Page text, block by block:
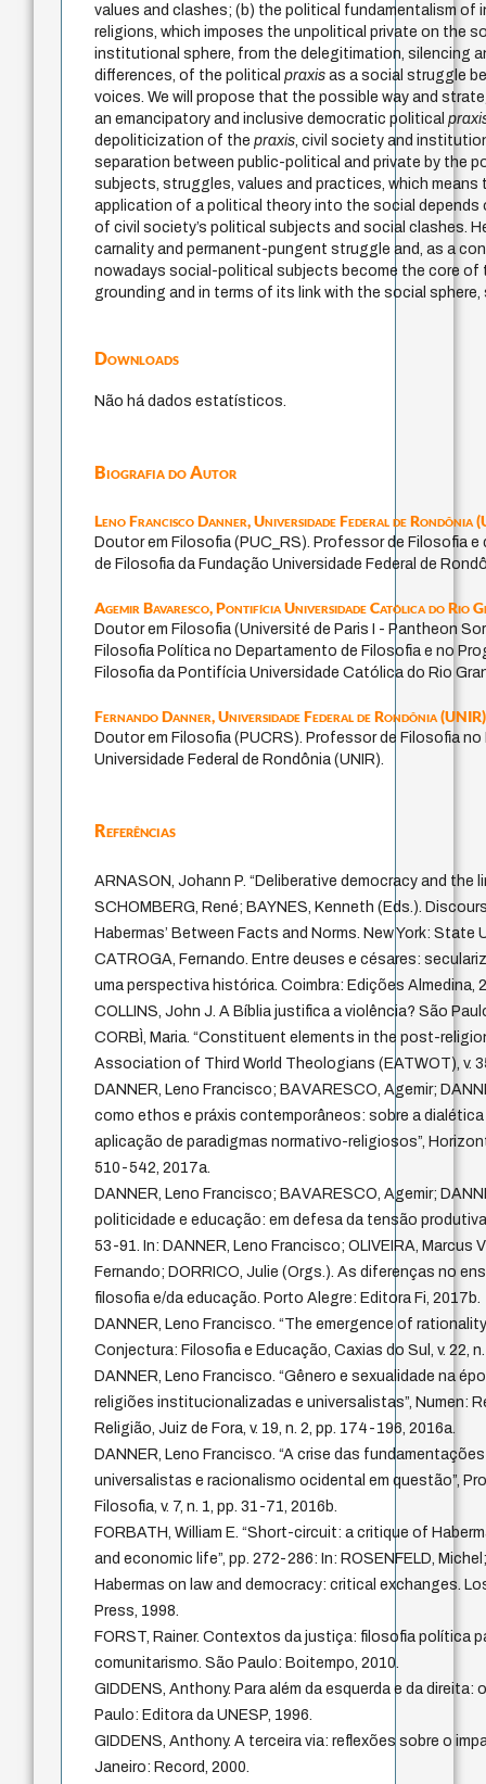
values and clashes; (b) the political fundamentalism
religions, which imposes the unpolitical private on the
institutional sphere, from the delegitimation, silencing
differences, of the politicalpraxis as a social struggle
voices. We will propose that the possible way and
an emancipatory and inclusive democratic political
depoliticization of thepraxis , civil society and
separation between public-political and private by the
subjects, struggles, values and practices, which
application of a political theory into the social
of civil society’s political subjects and social clashes.
carnality and permanent-pungent struggle and, as a
nowadays social-political subjects become the core
grounding and in terms of its link with the social
Downloads
Não há dados estatísticos.
Biografia do Autor
Leno Francisco Danner,Universidade Federal de Rondônia
Doutor em Filosofia (PUC_RS). Professor de Filosofia
de Filosofia da Fundação Universidade Federal de
Agemir Bavaresco,Pontifícia Universidade Católica do Rio
Doutor em Filosofia (Université de Paris I - Pantheon
Filosofia Política no Departamento de Filosofia e no
Filosofia da Pontifícia Universidade Católica do Rio
Fernando Danner,Universidade Federal de Rondônia (UNIR)
Doutor em Filosofia (PUCRS). Professor de Filosofia
Universidade Federal de Rondônia (UNIR).
Referências
ARNASON, Johann P. “Deliberative democracy and the
SCHOMBERG, René; BAYNES, Kenneth (Eds.).
Habermas’ Between Facts and Norms. New York: State
CATROGA, Fernando. Entre deuses e césares:
uma perspectiva histórica. Coimbra: Edições Almedina,
COLLINS, John J. A Bíblia justifica a violência? São
CORBÌ, Maria. “Constituent elements in the post-
Association of Third World Theologians (EATWOT), v.
DANNER, Leno Francisco; BAVARESCO, Agemir;
como ethos e práxis contemporâneos: sobre a
aplicação de paradigmas normativo-religiosos”,
510-542, 2017a.
DANNER, Leno Francisco; BAVARESCO, Agemir;
politicidade e educação: em defesa da tensão
53-91. In: DANNER, Leno Francisco; OLIVEIRA, Marcus
Fernando; DORRICO, Julie (Orgs.). As diferenças no
filosofia e/da educação. Porto Alegre: Editora Fi, 2017b.
DANNER, Leno Francisco. “The emergence of
Conjectura: Filosofia e Educação, Caxias do Sul, v. 22,
DANNER, Leno Francisco. “Gênero e sexualidade na
religiões institucionalizadas e universalistas”, Numen:
Religião, Juiz de Fora, v. 19, n. 2, pp. 174-196, 2016a.
DANNER, Leno Francisco. “A crise das
universalistas e racionalismo ocidental em questão”,
Filosofia, v. 7, n. 1, pp. 31-71, 2016b.
FORBATH, William E. “Short-circuit: a critique of
and economic life”, pp. 272-286: In: ROSENFELD,
Habermas on law and democracy: critical exchanges.
Press, 1998.
FORST, Rainer. Contextos da justiça: filosofia política
comunitarismo. São Paulo: Boitempo, 2010.
GIDDENS, Anthony. Para além da esquerda e da
Paulo: Editora da UNESP, 1996.
GIDDENS, Anthony. A terceira via: reflexões sobre o
Janeiro: Record, 2000.